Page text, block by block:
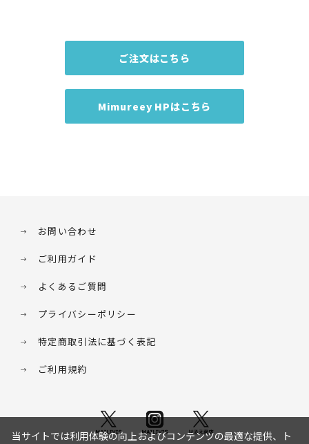
ご注文はこちら
Mimureey HPはこちら
お問い合わせ
ご利用ガイド
よくあるご質問
プライバシーポリシー
特定商取引法に基づく表記
ご利用規約
当サイトでは利用体験の向上およびコンテンツの最適な提供、ト